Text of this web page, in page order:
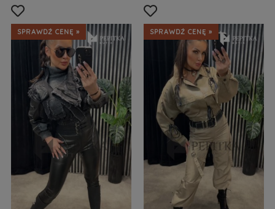
SPRAWDŹ CENĘ » SPRAWDŹ CENĘ »